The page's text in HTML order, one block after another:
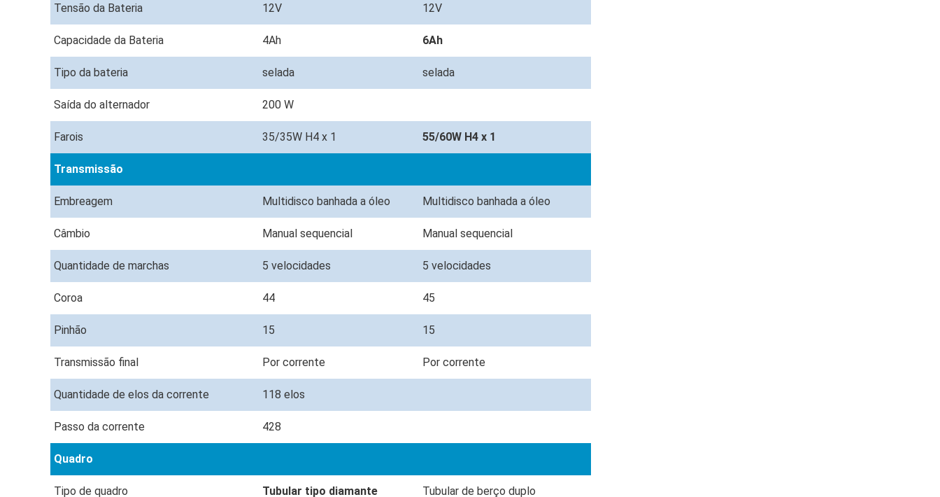
Tensão da Bateria 12V 12V
Capacidade da Bateria 4Ah 6Ah
Tipo da bateria selada selada
Saída do alternador 200 W
Farois 35/35W H4 x 1 55/60W H4 x 1
Transmissão
Embreagem Multidisco banhada a óleo Multidisco banhada a óleo
Câmbio Manual sequencial Manual sequencial
Quantidade de marchas 5 velocidades 5 velocidades
Coroa 44 45
Pinhão 15 15
Transmissão final Por corrente Por corrente
Quantidade de elos da corrente 118 elos
Passo da corrente 428
Quadro
Tipo de quadro Tubular tipo diamante Tubular de berço duplo